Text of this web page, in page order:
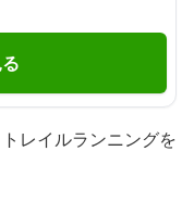
レイルランニングを